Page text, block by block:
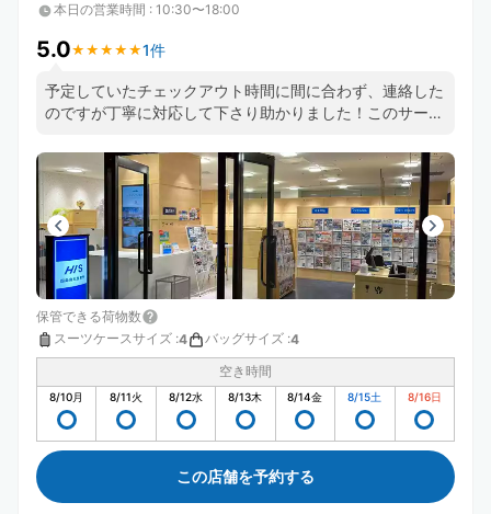
本日の営業時間 : 10:30〜18:00
5.0★ ★ ★ ★ ★
★ ★ ★ ★ ★1件
予定していたチェックアウト時間に間に合わず、連絡した
のですが丁寧に対応して下さり助かりました！このサービ
て頂きます！
保管できる荷物数
スーツケースサイズ :4 バッグサイズ :4
空き時間
8/10月 8/11火 8/12水 8/13木 8/14金 8/15土 8/16日
この店舗を予約する